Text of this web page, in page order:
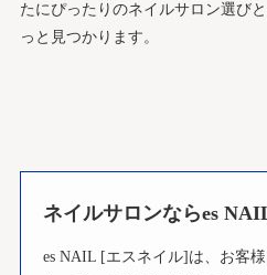
たにぴったりのネイルサロン選び
っと見つかります。
ネイルサロンならes
es NAIL [エスネイル]は、お客